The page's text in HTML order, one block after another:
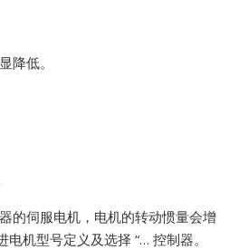
降低。
的伺服电机，电机的转动惯量会增
电机型号定义及选择 “… 控制器。